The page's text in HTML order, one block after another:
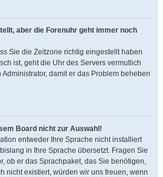
aber die Forenuhr geht immer noch
Sie die Zeitzone richtig eingestellt haben
ist, geht die Uhr des Servers vermutlich
damit er das Problem beheben
Board nicht zur Auswahl!
entweder Ihre Sprache nicht installiert
in Ihre Sprache übersetzt. Fragen Sie
ob er das Sprachpaket, das Sie benötigen,
nicht existiert, würden wir uns freuen, wenn